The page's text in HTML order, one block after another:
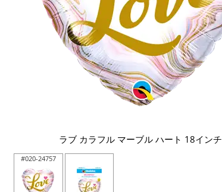
ラブ カラフル マーブル ハート 18インチ
#020-24757